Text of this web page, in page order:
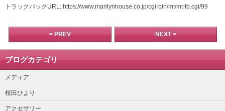
トラックバックURL: https://www.marilynhouse.co.jp/cgi-bin/mt/mt-tb.cgi/99
< PREV NEXT >
ブログカテゴリ
メディア
桜田ひより
アクセサリー